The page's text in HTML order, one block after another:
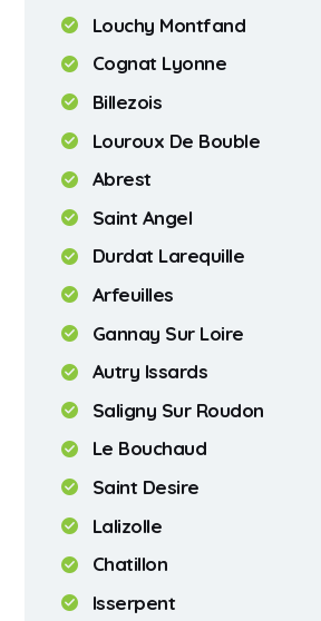
Louchy Montfand
Cognat Lyonne
Billezois
Louroux De Bouble
Abrest
Saint Angel
Durdat Larequille
Arfeuilles
Gannay Sur Loire
Autry Issards
Saligny Sur Roudon
Le Bouchaud
Saint Desire
Lalizolle
Chatillon
Isserpent